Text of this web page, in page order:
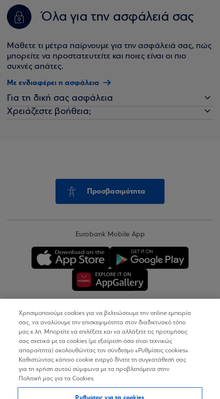
Όλα για την ασφάλειά σας
Μάθετε τι μέτρα παίρνουμε για την ασφάλειά σας, πώς
μπορείτε να προστατευτείτε και ποιες είναι οι πιο
συχνές απάτες.
Με ενδιαφέρει η ασφάλεια
Για τη δική σας ασφάλεια
Χρειάζεστε βοήθεια;
Προσβασιμότητα
Eurobank Mobile App
Copyright © 2026
Όροι Χρήσης
Προσωπικά Δεδομένα στον Διαδικτυακό Τόπο
Χρησιμοποιούμε cookies για να βελτιώσουμε την online εμπειρία
σας, να αναλύουμε την επισκεψιμότητα στον διαδικτυακό τόπο
μας κ.λπ. Μπορείτε να επιλέξετε και να αλλάξετε τις προτιμήσεις
σας σχετικά με τα cookies (με εξαίρεση όσα είναι τεχνικώς
απαραίτητα) ακολουθώντας τον σύνδεσμο «Ρυθμίσεις cookies».
Καθιστώντας κάποιο cookie ενεργό δίνετε τη συγκατάθεσή σας
για τη χρήση αυτού σύμφωνα με τα προβλεπόμενα στην
Πολιτική μας για τα Cookies.